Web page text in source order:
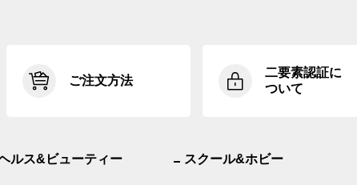
ご注文方法
二要素認証に
ついて
ルス&ビューティー スクール&ホビー